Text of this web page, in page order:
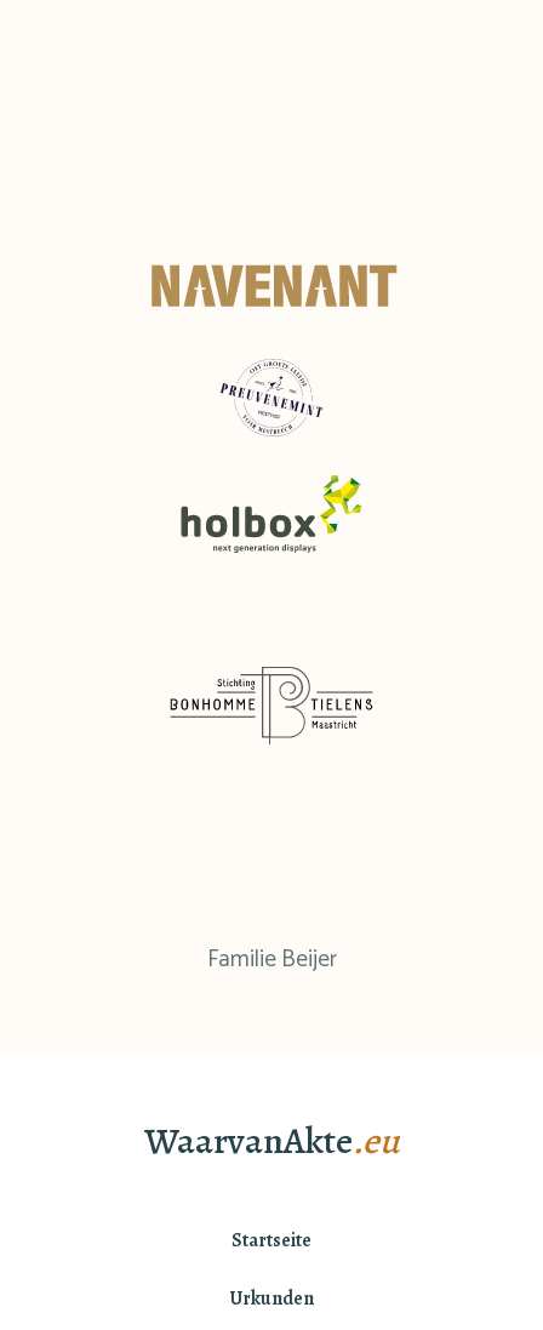
Familie Beijer
WaarvanAkte.eu
Startseite
Urkunden